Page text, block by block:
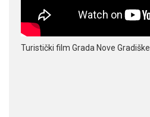
Turistički film Grada Nove Gradiške